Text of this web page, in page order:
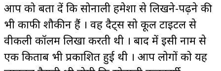
आप को बता दें कि सोनाली हमेशा से लिखने-पढ़ने की
भी काफी शौकीन हैं । वह दैट्स सो कूल टाइटल से
वीकली कॉलम लिखा करती थी । बाद में इसी नाम से
एक किताब भी प्रकाशित हुई थी । आप लोगों को यह